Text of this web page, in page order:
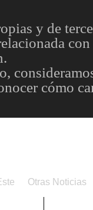
y de
cómo
Otras Noticias